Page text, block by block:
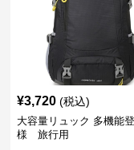
¥3,720 (税込)
大容量リュック 多機能
様 旅行用